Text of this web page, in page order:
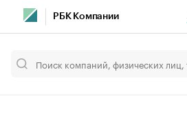
РБК Компании